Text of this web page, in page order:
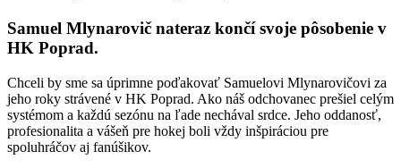
Samuel Mlynarovič nateraz končí svoje pôsobenie v
HK Poprad.
Chceli by sme sa úprimne poďakovať Samuelovi Mlynarovičovi za
jeho roky strávené v HK Poprad. Ako náš odchovanec prešiel celým
systémom a každú sezónu na ľade nechával srdce. Jeho oddanosť,
profesionalita a vášeň pre hokej boli vždy inšpiráciou pre
spoluhráčov aj fanúšikov.